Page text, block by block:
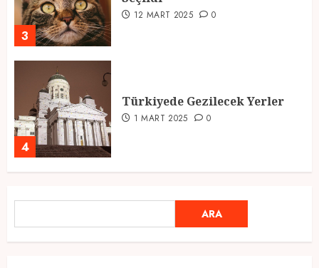
3
12 MART 2025 0
4
Türkiyede Gezilecek Yerler
1 MART 2025 0
Ramazan Ayı 2025: Manevi
Atmosfer ve Özel Hazırlıklar
ARA